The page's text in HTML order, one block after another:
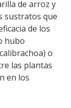
de arroz y
sustratos que
de los
hubo
o
las plantas
en los